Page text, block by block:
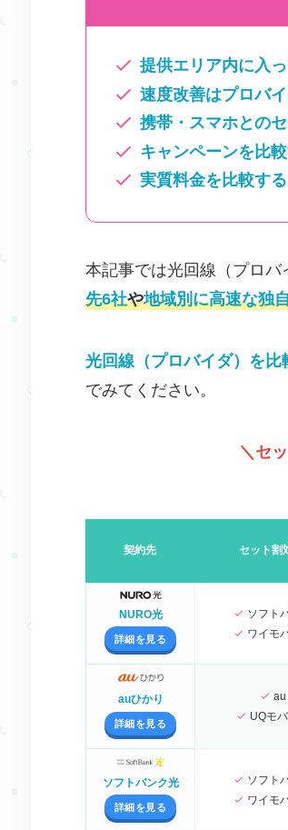
提供エリア内に入
速度改善はプロバ
携帯・スマホとの
キャンペーンを比
実質料金を比較する
本記事では光回線（プロバ
先6社や地域別に高速な独
光回線（プロバイダ）を
でみてください。
＼セ
契約先 セット割
NURO光
詳細を見る
ソフト
ワイモ
auひかり
詳細を見る
au
UQモ
ソフトバンク光
詳細を見る
ソフト
ワイモ